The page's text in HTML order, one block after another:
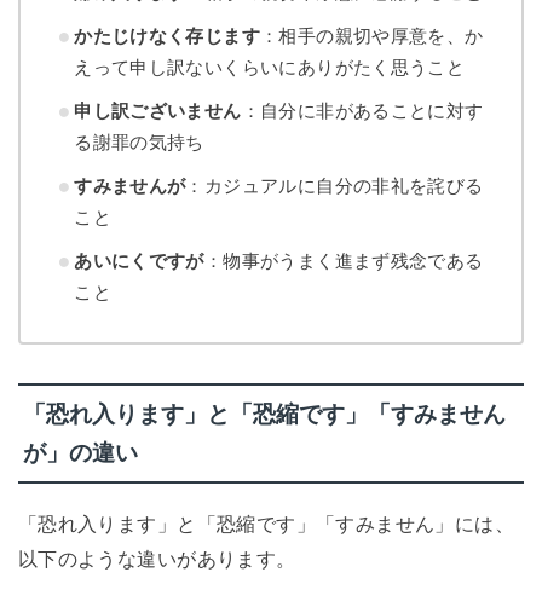
かたじけなく存じます ：相手の親切や厚意を、か
えって申し訳ないくらいにありがたく思うこと
申し訳ございません ：自分に非があることに対す
る謝罪の気持ち
すみませんが：カジュアルに自分の非礼を詫びる
こと
あいにくですが：物事がうまく進まず残念である
こと
「恐れ入ります」と「恐縮です」「すみません
が」の違い
「恐れ入ります」と「恐縮です」「すみません」には、
以下のような違いがあります。